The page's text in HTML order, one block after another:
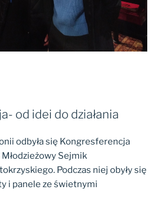
od idei do działania
odbyła się Kongresferencja
Sejmik
Podczas niej obyły się
i panele ze świetnymi